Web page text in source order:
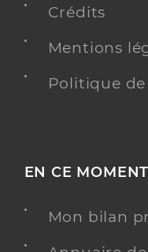
Crédits
Mentions
Politique
EN CE MOMENT
Mon bilan